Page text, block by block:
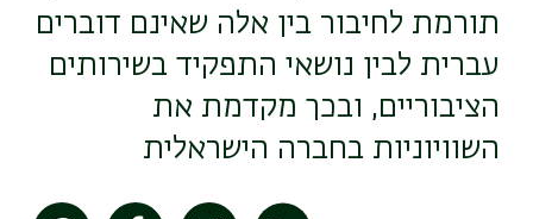
תורמת לחיבור בין אלה שאינם דוברים
עברית לבין נושאי התפקיד בשירותים
הציבוריים, ובכך מקדמת את
השוויוניות בחברה הישראלית